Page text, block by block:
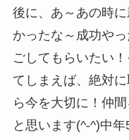
後に、あ～あの時
かったな～成功や
ごしてもらいたい
てしまえば、絶対
ら今を大切に！仲
と思います(^-^)中